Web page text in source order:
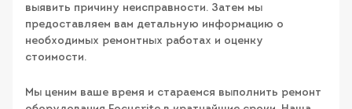
выявить причину неисправности. Затем мы
предоставляем вам детальную информацию о
необходимых ремонтных работах и оценку
стоимости.
Мы ценим ваше время и стараемся выполнить ремонт